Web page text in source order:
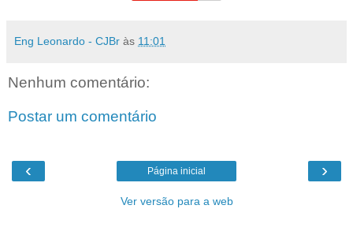
Eng Leonardo - CJBr às 11:01
Nenhum comentário:
Postar um comentário
‹ ›
Página inicial
Ver versão para a web